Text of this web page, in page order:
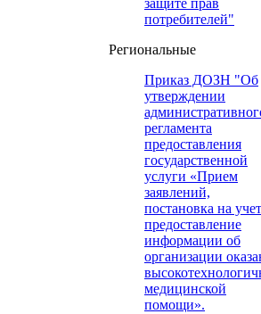
защите прав
потребителей"
Региональные
Приказ ДОЗН "Об
утверждении
регламента
предоставления
государственной
услуги «Прием
заявлений,
постановка на
предоставление
информации об
организации
медицинской
помощи».